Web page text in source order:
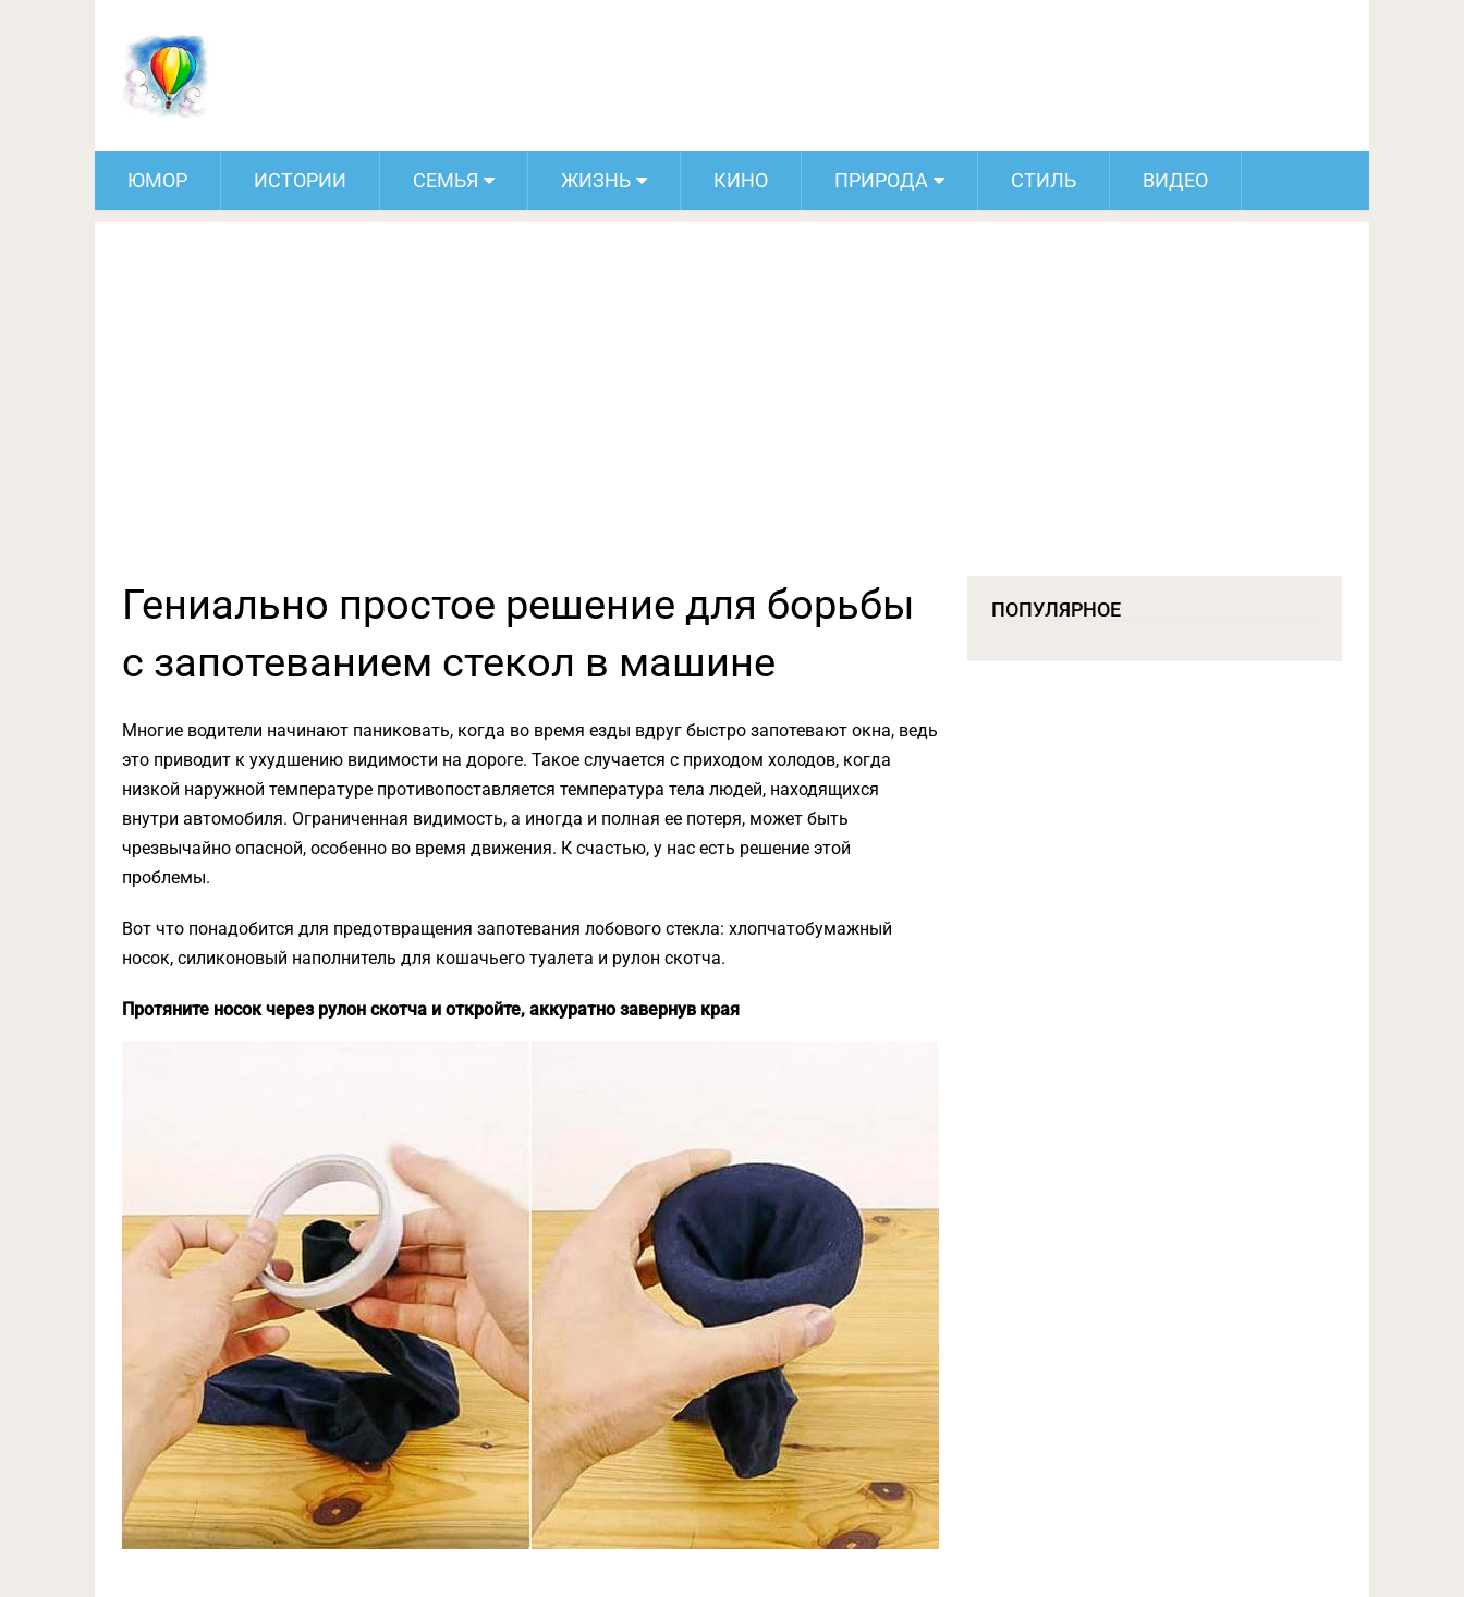
ЮМОР ИСТОРИИ СЕМЬЯ ЖИЗНЬ КИНО ПРИРОДА СТИЛЬ ВИДЕО
Гениально простое решение для борьбы с запотеванием стекол в
Гениально простое решение для борьбы
с запотеванием стекол в машине
Многие водители начинают паниковать, когда во время езды вдруг быстро запотевают окна, ведь
это приводит к ухудшению видимости на дороге. Такое случается с приходом холодов, когда
низкой наружной температуре противопоставляется температура тела людей, находящихся
внутри автомобиля. Ограниченная видимость, а иногда и полная ее потеря, может быть
чрезвычайно опасной, особенно во время движения. К счастью, у нас есть решение этой
проблемы.
Вот что понадобится для предотвращения запотевания лобового стекла: хлопчатобумажный
носок, силиконовый наполнитель для кошачьего туалета и рулон скотча.
Протяните носок через рулон скотча и откройте, аккуратно завернув края
ПОПУЛЯРНОЕ